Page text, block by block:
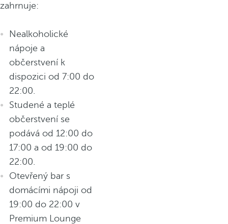
zahrnuje:
Nealkoholické
nápoje a
občerstvení k
dispozici od 7:00 do
22:00.
Studené a teplé
občerstvení se
podává od 12:00 do
17:00 a od 19:00 do
22:00.
Otevřený bar s
domácími nápoji od
19:00 do 22:00 v
Premium Lounge